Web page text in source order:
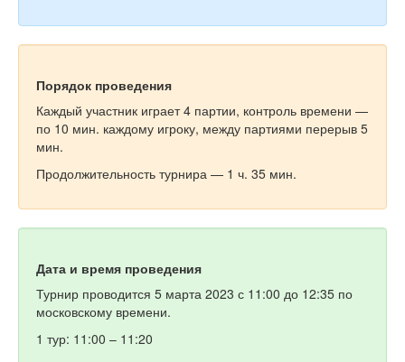
Порядок проведения
Каждый участник играет 4 партии, контроль времени —
по 10 мин. каждому игроку, между партиями перерыв 5
мин.
Продолжительность турнира — 1 ч. 35 мин.
Дата и время проведения
Турнир проводится 5 марта 2023 с 11:00 до 12:35 по
московскому времени.
1 тур: 11:00 – 11:20